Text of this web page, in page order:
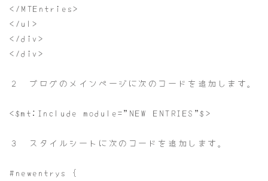
</MTEntries>
</ul>
</div>
</div>
２ ブログのメインページに次のコードを追加します。
<$mt:Include module=”NEW ENTRIES”$>
３ スタイルシートに次のコードを追加します。
#newentrys {